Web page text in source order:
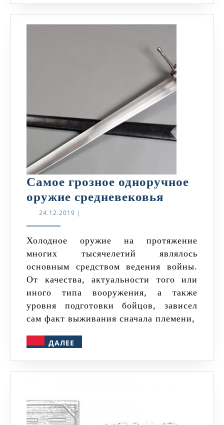
Самое грозное одноручное
оружие средневековья
оружие
24.12.2019 24.12.2019
|
Холодное оружие на протяжение
многих тысячелетий являлось
основным средством ведения войны.
От качества, актуальности того или
иного типа вооружения, а также
уровня подготовки бойцов, зависел
сам факт выживания сначала племени,
ДАЛЕЕ